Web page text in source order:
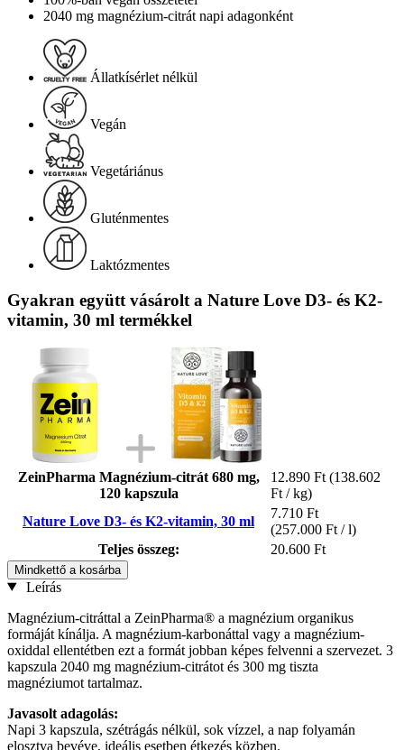
2040 mg magnézium-citrát napi adagonként
Állatkísérlet nélkül
Vegán
Vegetáriánus
Gluténmentes
Laktózmentes
Gyakran együtt vásárolt a Nature Love D3- és K2-
vitamin, 30 ml termékkel
ZeinPharma Magnézium-citrát 680 mg,
120 kapszula
12.890 Ft (138.602
Ft / kg)
Nature Love D3- és K2-vitamin, 30 ml
7.710 Ft
(257.000 Ft / l)
Teljes összeg:
20.600 Ft
Mindkettő a kosárba
Leírás
Magnézium-citráttal a ZeinPharma® a magnézium organikus
formáját kínálja. A magnézium-karbonáttal vagy a magnézium-
oxiddal ellentétben ezt a formát jobban képes felvenni a szervezet. 3
kapszula 2040 mg magnézium-citrátot és 300 mg tiszta
magnéziumot tartalmaz.
Javasolt adagolás:
Napi 3 kapszula, szétrágás nélkül, sok vízzel, a nap folyamán
elosztva bevéve, ideális esetben étkezés közben.